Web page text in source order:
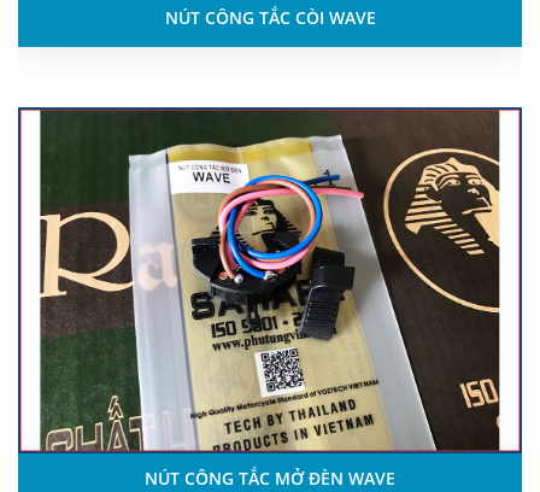
NÚT CÔNG TẮC CÒI WAVE
NÚT CÔNG TẮC MỞ ĐÈN WAVE